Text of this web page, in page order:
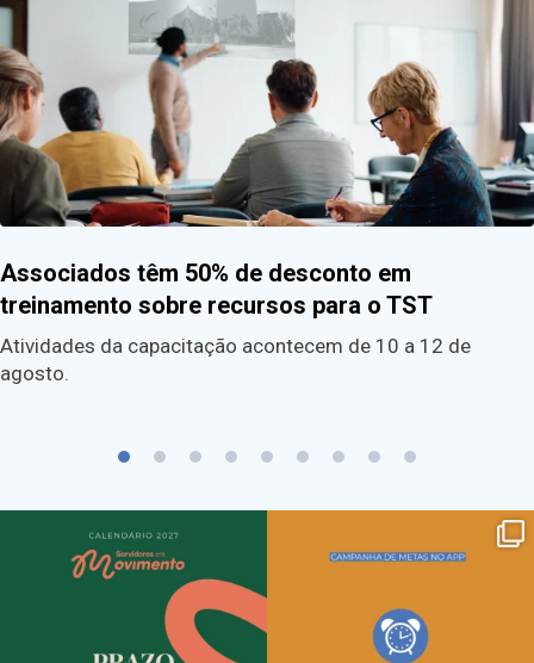
Associados têm 50% de desconto em
treinamento sobre recursos para o TST
Atividades da capacitação acontecem de 10 a 12 de
agosto.